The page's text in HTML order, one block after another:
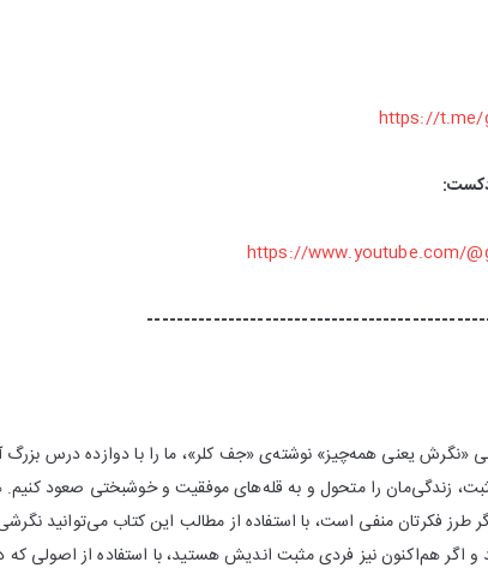
https://t.me/
https://www.youtube.com/
«نگرش یعنی همه‌چیز» نوشته‌ی «جف کلر»، ما را با دوازده درس بزرگ
زندگی‌مان را متحول و به قله‌های موفقیت و خوشبختی صعود کنیم.
طرز فکرتان منفی است، با استفاده از مطالب این کتاب می‌توانید
اگر هم‌اکنون نیز فردی مثبت اندیش هستید، با استفاده از اصولی